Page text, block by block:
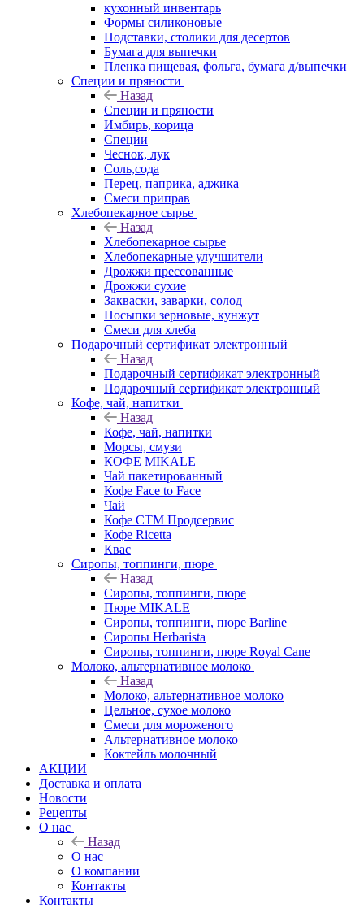
кухонный инвентарь
Формы силиконовые
Подставки, столики для десертов
Бумага для выпечки
Пленка пищевая, фольга, бумага д/выпечки
Специи и пряности
Назад
Специи и пряности
Имбирь, корица
Специи
Чеснок, лук
Соль,сода
Перец, паприка, аджика
Смеси приправ
Хлебопекарное сырье
Назад
Хлебопекарное сырье
Хлебопекарные улучшители
Дрожжи прессованные
Дрожжи сухие
Закваски, заварки, солод
Посыпки зерновые, кунжут
Смеси для хлеба
Подарочный сертификат электронный
Назад
Подарочный сертификат электронный
Подарочный сертификат электронный
Кофе, чай, напитки
Назад
Кофе, чай, напитки
Морсы, смузи
КОФЕ MIKALE
Чай пакетированный
Кофе Face to Face
Чай
Кофе СТМ Продсервис
Кофе Ricetta
Квас
Сиропы, топпинги, пюре
Назад
Сиропы, топпинги, пюре
Пюре MIKALE
Сиропы, топпинги, пюре Barline
Сиропы Herbarista
Сиропы, топпинги, пюре Royal Cane
Молоко, альтернативное молоко
Назад
Молоко, альтернативное молоко
Цельное, сухое молоко
Смеси для мороженого
Альтернативное молоко
Коктейль молочный
АКЦИИ
Доставка и оплата
Новости
Рецепты
О нас
Назад
О нас
О компании
Контакты
Контакты